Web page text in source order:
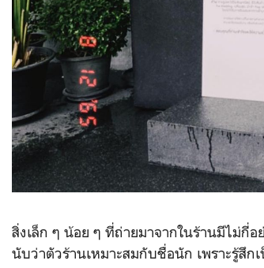
สิ่งเล็ก ๆ น้อย ๆ ที่ถ่ายมาจากในร้านมีไม่กี่
นับว่าตัวร้านเหมาะสมกับชื่อนัก เพราะรู้สึ